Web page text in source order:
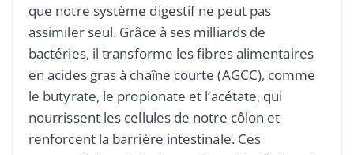
que notre système digestif ne peut pas
assimiler seul. Grâce à ses milliards de
bactéries, il transforme les fibres alimentaires
en acides gras à chaîne courte (AGCC), comme
le butyrate, le propionate et l’acétate, qui
nourrissent les cellules de notre côlon et
renforcent la barrière intestinale. Ces